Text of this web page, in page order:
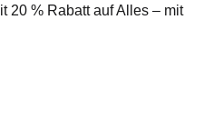
20 % Rabatt auf Alles – mit